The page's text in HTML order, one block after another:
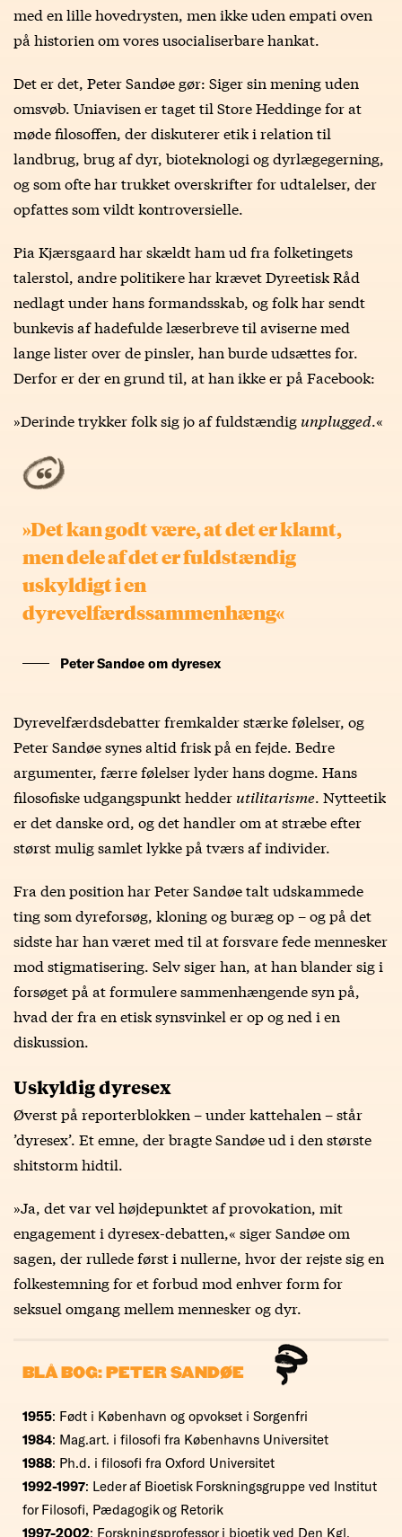
med en lille hovedrysten, men ikke uden empati oven
på historien om vores usocialiserbare hankat.
Det er det, Peter Sandøe gør: Siger sin mening uden
omsvøb. Uniavisen er taget til Store Heddinge for at
møde filosoffen, der diskuterer etik i relation til
landbrug, brug af dyr, bioteknologi og dyrlægegerning,
og som ofte har trukket overskrifter for udtalelser, der
opfattes som vildt kontroversielle.
Pia Kjærsgaard har skældt ham ud fra folketingets
talerstol, andre politikere har krævet Dyreetisk Råd
nedlagt under hans formandsskab, og folk har sendt
bunkevis af hadefulde læserbreve til aviserne med
lange lister over de pinsler, han burde udsættes for.
Derfor er der en grund til, at han ikke er på Facebook:
»Derinde trykker folk sig jo af fuldstændig unplugged.«
»Det kan godt være, at det er klamt,
men dele af det er fuldstændig
uskyldigt i en
dyrevelfærdssammenhæng«
Peter Sandøe om dyresex
Dyrevelfærdsdebatter fremkalder stærke følelser, og
Peter Sandøe synes altid frisk på en fejde. Bedre
argumenter, færre følelser lyder hans dogme. Hans
filosofiske udgangspunkt hedder utilitarisme. Nytteetik
er det danske ord, og det handler om at stræbe efter
størst mulig samlet lykke på tværs af individer.
Fra den position har Peter Sandøe talt udskammede
ting som dyreforsøg, kloning og buræg op – og på det
sidste har han været med til at forsvare fede mennesker
mod stigmatisering. Selv siger han, at han blander sig i
forsøget på at formulere sammenhængende syn på,
hvad der fra en etisk synsvinkel er op og ned i en
diskussion.
Uskyldig dyresex
Øverst på reporterblokken – under kattehalen – står
’dyresex’. Et emne, der bragte Sandøe ud i den største
shitstorm hidtil.
»Ja, det var vel højdepunktet af provokation, mit
engagement i dyresex-debatten,« siger Sandøe om
sagen, der rullede først i nullerne, hvor der rejste sig en
folkestemning for et forbud mod enhver form for
seksuel omgang mellem mennesker og dyr.
BLÅ BOG: PETER SANDØE
1955: Født i København og opvokset i Sorgenfri
1984: Mag.art. i filosofi fra Københavns Universitet
1988: Ph.d. i filosofi fra Oxford Universitet
1992-1997: Leder af Bioetisk Forskningsgruppe ved Institut
for Filosofi, Pædagogik og Retorik
1997-2002: Forskningsprofessor i bioetik ved Den Kgl.